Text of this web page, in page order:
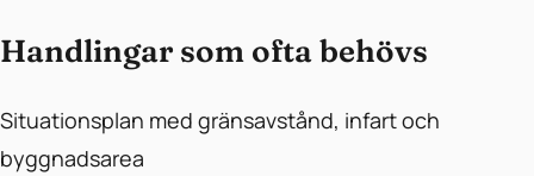
Handlingar som ofta behövs
Situationsplan med gränsavstånd, infart och
byggnadsarea